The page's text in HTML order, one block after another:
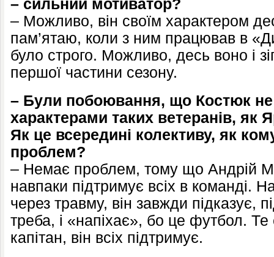
– сильний мотиватор?
– Можливо, він своїм характером
пам’ятаю, коли з ним працював в
було строго. Можливо, десь воно і
першої частини сезону.
– Були побоювання, що Костюк
характерами таких ветеранів, як
Як це всередині колективу, як
проблем?
– Немає проблем, тому що Андрій
навпаки підтримує всіх в команді.
через травму, він завжди підказує,
треба, і «напіхає», бо це футбол.
капітан, він всіх підтримує.